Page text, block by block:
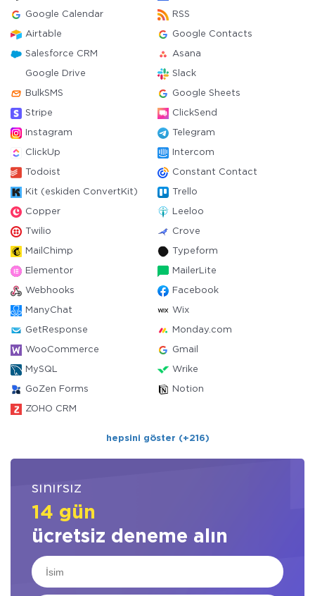
Google Calendar RSS
Airtable Google Contacts
Salesforce CRM Asana
Google Drive Slack
BulkSMS Google Sheets
Stripe ClickSend
Instagram Telegram
ClickUp Intercom
Todoist Constant Contact
Kit (eskiden ConvertKit) Trello
Copper Leeloo
Twilio Crove
MailChimp Typeform
Elementor MailerLite
Webhooks Facebook
ManyChat Wix
GetResponse Monday.com
WooCommerce Gmail
MySQL Wrike
GoZen Forms Notion
ZOHO CRM
hepsini göster (+216)
sınırsız
14 gün
ücretsiz deneme alın